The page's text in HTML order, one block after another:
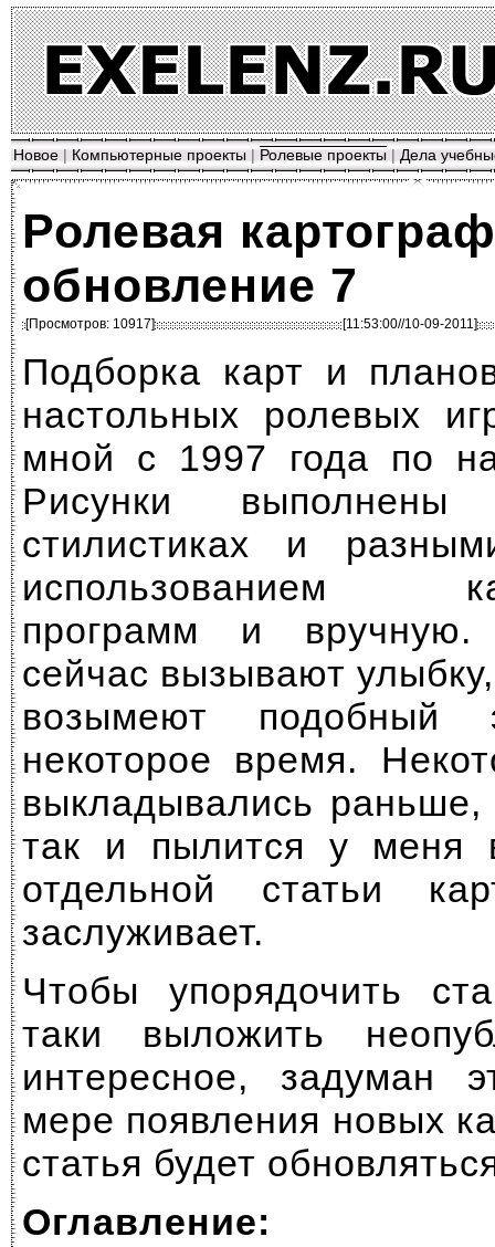
Новое | Компьютерные проекты | Ролевые проекты | Дела
Ролевая
обновление 7
[Просмотров: 10917] [11:53:00//10-09-2011]
Подборка карт и
настольных ролевых
мной с 1997 года по
Рисунки
стилистиках и
использованием
программ и
сейчас вызывают
возымеют подобный
некоторое время.
выкладывались
так и пылится у меня
отдельной статьи
заслуживает.
Чтобы упорядочить
таки выложить
интересное, задуман
мере появления новых
статья будет
Оглавление: